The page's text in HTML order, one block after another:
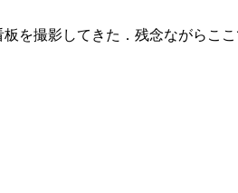
板を撮影してきた．残念ながらこ